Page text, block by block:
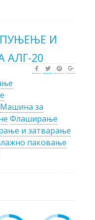
И
АЛГ-20
Машина за
Флаширање
и затварање
паковање